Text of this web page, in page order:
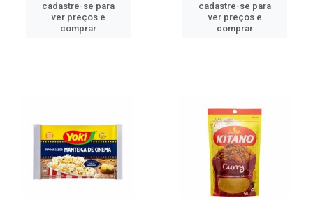
cadastre-se para
ver preços e
comprar
cadastre-se para
ver preços e
comprar